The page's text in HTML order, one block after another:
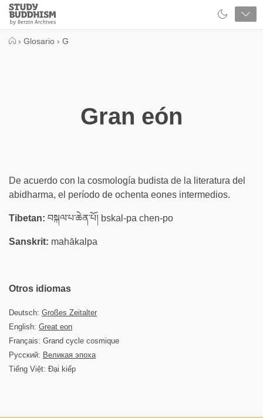
Close
Study
Buddhism
› Glosario › G
Gran eón
De acuerdo con la cosmología budista de la literatura del
abidharma, el período de ochenta eones intermedios.
Tibetan: བསྐལ་པ་ཆེན་པོ། bskal-pa chen-po
Sanskrit: mahākalpa
Otros idiomas
Deutsch: Großes Zeitalter
English: Great eon
Français: Grand cycle cosmique
Русский: Великая эпоха
Tiếng Việt: Đại kiếp